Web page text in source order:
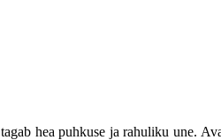
hea puhkuse ja rahuliku une.